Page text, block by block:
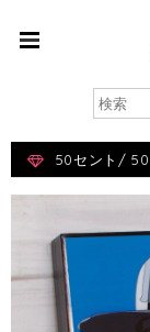
50セント/